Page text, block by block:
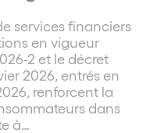
services financiers
en vigueur
2 et le décret
2026, entrés en
renforcent la
dans
à…